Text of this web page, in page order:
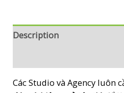
Cao
Sự
Kiện
Description
Các Studio và Agency luôn